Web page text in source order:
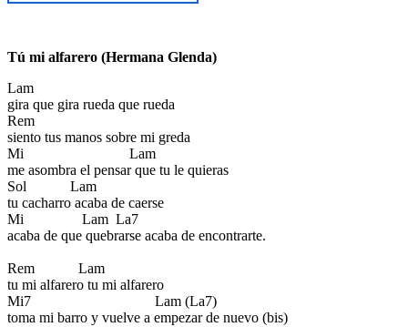
Tú mi alfarero (Hermana Glenda)
Lam
gira que gira rueda que rueda
Rem
siento tus manos sobre mi greda
Mi Lam
me asombra el pensar que tu le quieras
Sol Lam
tu cacharro acaba de caerse
Mi Lam La7
acaba de que quebrarse acaba de encontrarte.
Rem Lam
tu mi alfarero tu mi alfarero
Mi7 Lam (La7)
toma mi barro y vuelve a empezar de nuevo (bis)